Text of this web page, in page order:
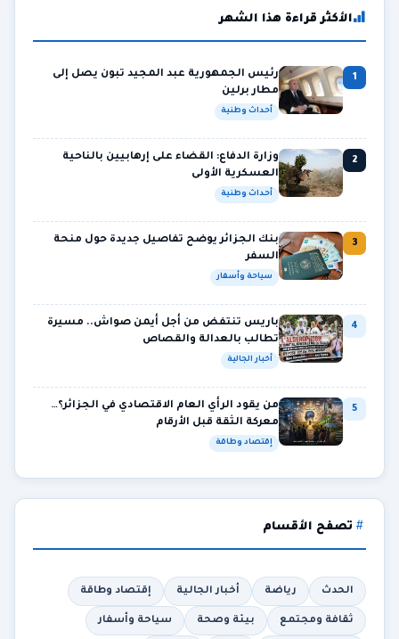
الأكثر قراءة هذا الشهر
1
رئيس الجمهورية عبد المجيد تبون يصل إلى
مطار برلين
أحداث وطنية
2
وزارة الدفاع: القضاء على إرهابيين بالناحية
العسكرية الأولى
أحداث وطنية
3
بنك الجزائر يوضح تفاصيل جديدة حول منحة
السفر
سياحة وأسفار
4
باريس تنتفض من أجل أيمن صواش.. مسيرة
تطالب بالعدالة والقصاص
أخبار الجالية
5
من يقود الرأي العام الاقتصادي في الجزائر؟…
معركة الثقة قبل الأرقام
إقتصاد وطاقة
تصفح الأقسام
الحدث رياضة أخبار الجالية إقتصاد وطاقة
ثقافة ومجتمع بيئة وصحة سياحة وأسفار